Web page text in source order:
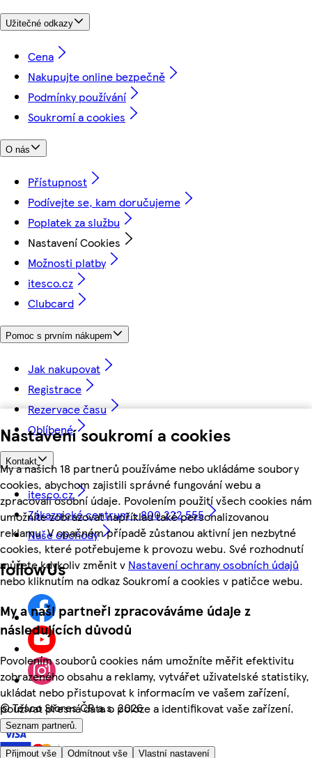
Nastavení soukromí a cookies
My a našich 18 partnerů používáme nebo ukládáme soubory
cookies, abychom zajistili správné fungování webu a
zpracovali osobní údaje. Povolením použití všech cookies nám
umožníte zobrazovat například také personalizovanou
reklamu. V opačném případě zůstanou aktivní jen nezbytné
cookies, které potřebujeme k provozu webu. Své rozhodnutí
můžete kdykoliv změnit v Nastavení ochrany osobních údajů
nebo kliknutím na odkaz Soukromí a cookies v patičce webu.
My a naši partneři zpracováváme údaje z
následujících důvodů
Povolením souborů cookies nám umožníte měřit efektivitu
zobrazeného obsahu a reklamy, vytvářet uživatelské statistiky,
ukládat nebo přistupovat k informacím ve vašem zařízení,
používat přesná data o poloze a identifikovat vaše zařízení.
Seznam partnerů.
Přijmout vše Odmítnout vše Vlastní nastavení
Užitečné odkazy
Cena
Nakupujte online bezpečně
Podmínky používání
Soukromí a cookies
O nás
Přístupnost
Podívejte se, kam doručujeme
Poplatek za službu
Nastavení Cookies
Možnosti platby
itesco.cz
Clubcard
Pomoc s prvním nákupem
Jak nakupovat
Registrace
Rezervace času
Oblíbené
Kontakt
itesco.cz
Zákaznické centrum - 800 222 555
Naše obchody
followUs
©Tesco Stores ČR a.s. 2026